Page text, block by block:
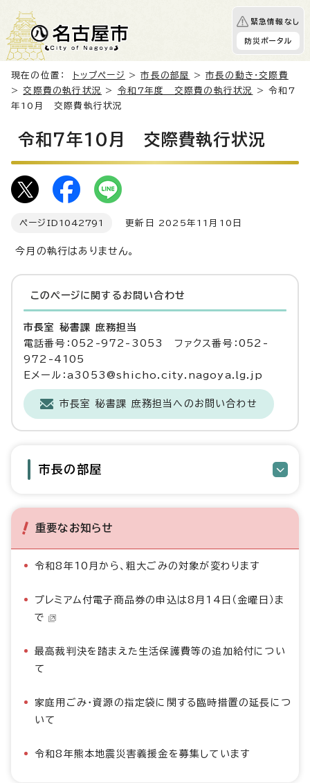
緊急情報なし
防災ポータル
現在の位置： トップページ >市長の部屋 >市長の動き・交際費
>交際費の執行状況 > 令和7年度 交際費の執行状況
> 令和7
年10月 交際費執行状況
令和7年10月 交際費執行状況
ページID 1042791 更新日 2025年11月10日
今月の執行はありません。
このページに関する お問い合わせ
市長室 秘書課 庶務担当
電話番号：052-972-3053 ファクス番号：052-
972-4105
Eメール：a3053@shicho.city.nagoya.lg.jp
市長室 秘書課 庶務担当へのお問い合わせ
市長の部屋
重要なお知らせ
令和8年10月から、粗大ごみの対象が変わります
プレミアム付電子商品券の申込は8月14日（金曜日）ま
で
最高裁判決を踏まえた生活保護費等の追加給付につい
て
家庭用ごみ・資源の指定袋に関する臨時措置の延長につ
いて
令和8年熊本地震災害義援金を募集しています